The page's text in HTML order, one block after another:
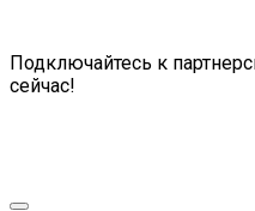
Подключайтесь к
сейчас!